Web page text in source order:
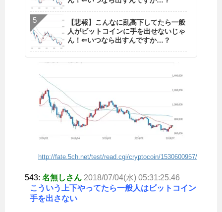
【悲報】こんなに乱高下してたら一般
人がビットコインに手を出せないじゃ
ん！⇐いつなら出すんですか…？
http://fate.5ch.net/test/read.cgi/cryptocoin/1530600957/
543: 名無しさん 2018/07/04(水) 05:31:25.46
こういう上下やってたら一般人はビットコイン
手を出さない